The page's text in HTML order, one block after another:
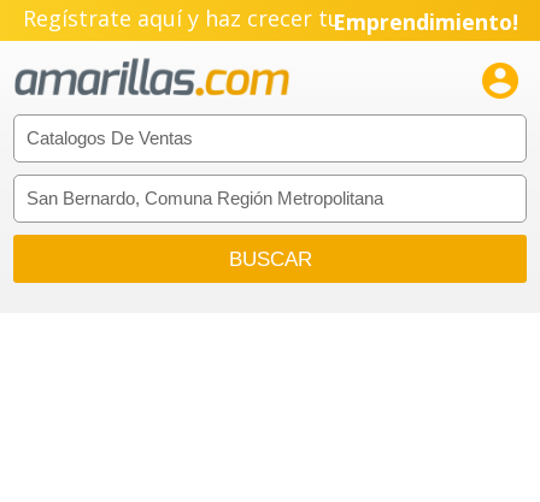
Regístrate aquí y haz crecer tuEmprendimiento!
